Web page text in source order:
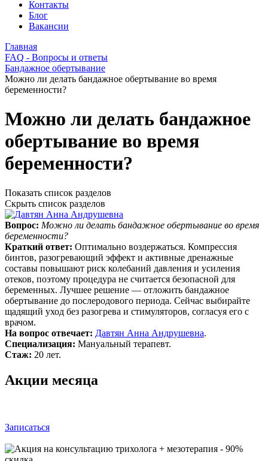
Контакты
Блог
Вакансии
Главная
FAQ - Вопросы и ответы
Бандажное обертывание
Можно ли делать бандажное обертывание во время
беременности?
Можно ли делать бандажное
обертывание во время
беременности?
Показать список разделов
Скрыть список разделов
Вопрос: Можно ли делать бандажное обертывание во время
беременности?
Краткий ответ: Оптимально воздержаться. Компрессия
бинтов, разогревающий эффект и активные дренажные
составы повышают риск колебаний давления и усиления
отеков, поэтому процедура не считается безопасной для
беременных. Лучшее решение — отложить бандажное
обертывание до послеродового периода. Сейчас выбирайте
щадящий уход без разогрева и стимуляторов, согласуя его с
врачом.
На вопрос отвечает: Давтян Анна Андрушевна.
Специализация: Мануальный терапевт.
Стаж: 20 лет.
Акции месяца
Записаться